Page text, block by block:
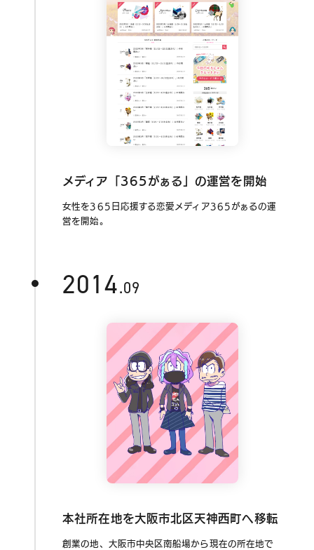
メディア「365がぁる」の運営を開始
女性を365日応援する恋愛メディア365がぁるの運
営を開始。
2014.09
本社所在地を大阪市北区天神西町へ移転
創業の地、大阪市中央区南船場から現在の所在地で